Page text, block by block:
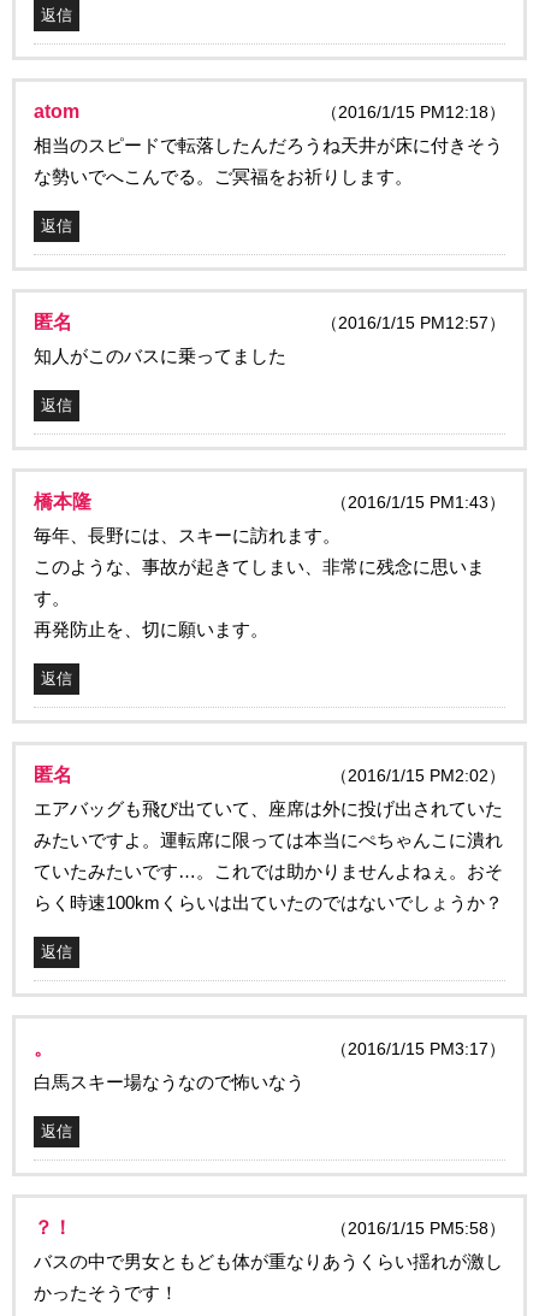
返信
atom （2016/1/15 PM12:18）
相当のスピードで転落したんだろうね天井が床に付きそう
な勢いでへこんでる。ご冥福をお祈りします。
返信
匿名 （2016/1/15 PM12:57）
知人がこのバスに乗ってました
返信
橋本隆 （2016/1/15 PM1:43）
毎年、長野には、スキーに訪れます。
このような、事故が起きてしまい、非常に残念に思いま
す。
再発防止を、切に願います。
返信
匿名 （2016/1/15 PM2:02）
エアバッグも飛び出ていて、座席は外に投げ出されていた
みたいですよ。運転席に限っては本当にぺちゃんこに潰れ
ていたみたいです…。これでは助かりませんよねぇ。おそ
らく時速100kmくらいは出ていたのではないでしょうか？
返信
。 （2016/1/15 PM3:17）
白馬スキー場なうなので怖いなう
返信
？！ （2016/1/15 PM5:58）
バスの中で男女ともども体が重なりあうくらい揺れが激し
かったそうです！